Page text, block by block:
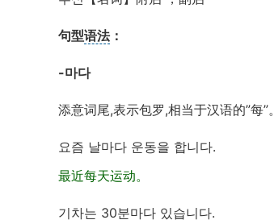
句型语法：
-마다
添意词尾,表示包罗,相当于汉语的”每”。
요즘 날마다 운동을 합니다.
最近每天运动。
기차는 30분마다 있습니다.